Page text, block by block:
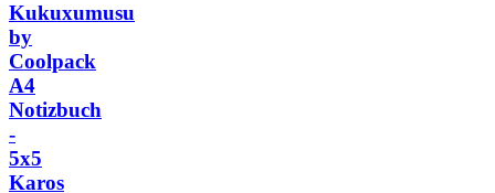
Kukuxumusu
by
Coolpack
A4
Notizbuch
-
5x5
Karos